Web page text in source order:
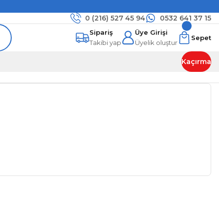
0 (216) 527 45 94 0532 641 37 15
Sipariş
Takibi yap
Üye Girişi
Üyelik oluştur
Sepet
Kaçırma